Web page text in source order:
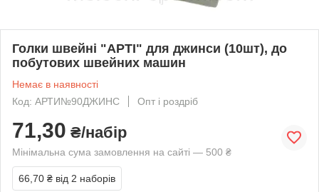
Голки швейні "АРТІ" для джинси (10шт), до
побутових швейних машин
Немає в наявності
Код: АРТИ№90ДЖИНС
Опт і роздріб
71,30 ₴/набір
Мінімальна сума замовлення на сайті — 500 ₴
66,70 ₴ від 2 наборів